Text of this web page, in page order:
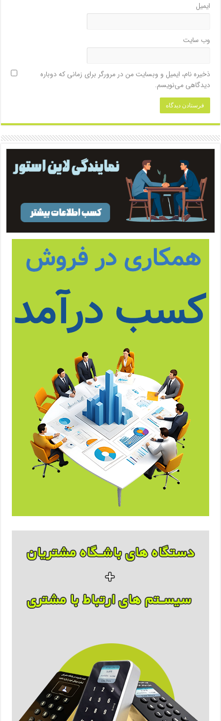
ایمیل
وب‌ سایت
ذخیره نام، ایمیل و وبسایت من در مرورگر برای زمانی که دوباره
دیدگاهی می‌نویسم.